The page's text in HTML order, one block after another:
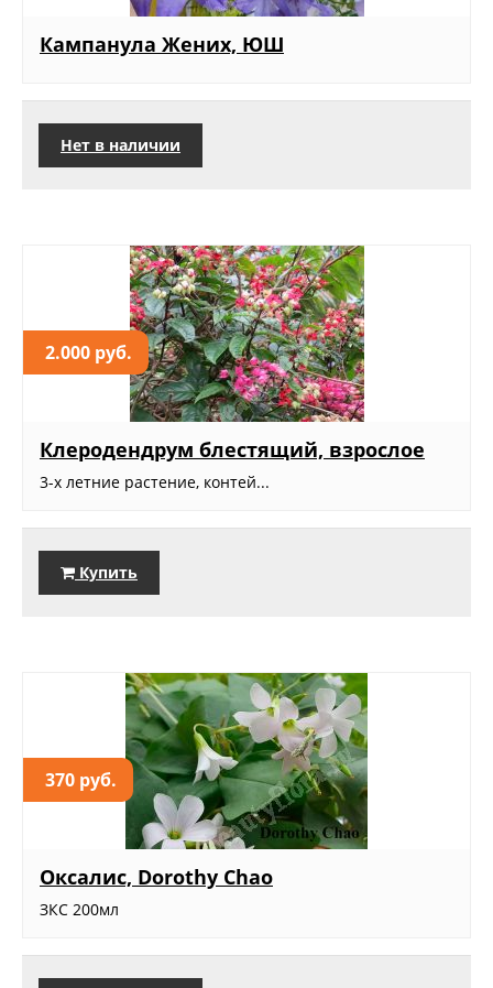
Кампанула Жених, ЮШ
Нет в наличии
2.000 руб.
Клеродендрум блестящий, взрослое
3-х летние растение, контей...
Купить
370 руб.
Оксалис, Dorothy Chao
ЗКС 200мл